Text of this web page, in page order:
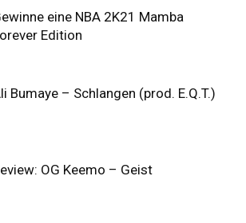
eine NBA 2K21 Mamba
Edition
Bumaye – Schlangen (prod. E.Q.T.)
OG Keemo – Geist